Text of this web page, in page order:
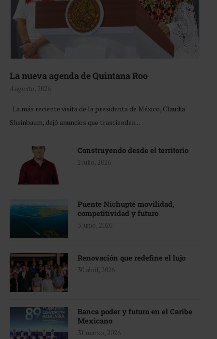
La nueva agenda de Quintana Roo
4 agosto, 2026
La más reciente visita de la presidenta de México, Claudia
Sheinbaum, dejó anuncios que trascienden …
Construyendo desde el territorio
2 julio, 2026
Puente Nichupté movilidad,
competitividad y futuro
3 junio, 2026
Renovación que redefine el lujo
30 abril, 2026
Banca poder y futuro en el Caribe
Mexicano
31 marzo, 2026